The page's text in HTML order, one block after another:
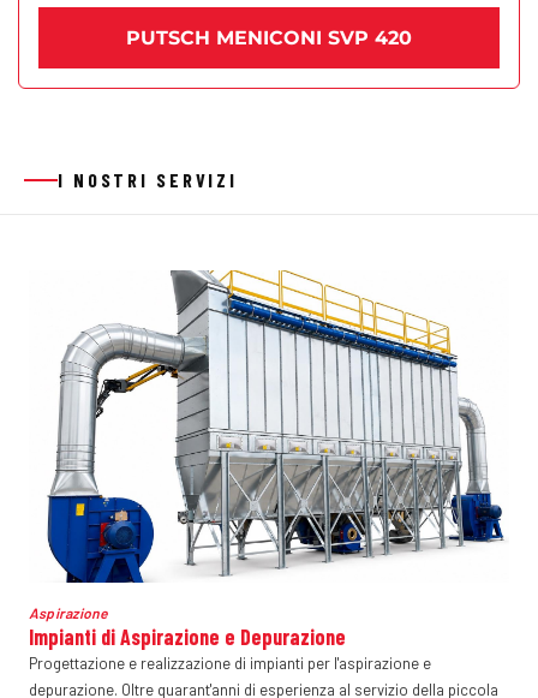
PUTSCH MENICONI SVP 420
I NOSTRI SERVIZI
Aspirazione
Impianti di Aspirazione e Depurazione
Progettazione e realizzazione di impianti per l'aspirazione e
depurazione. Oltre quarant'anni di esperienza al servizio della piccola